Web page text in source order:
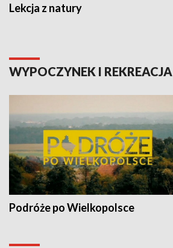
Lekcja z natury
WYPOCZYNEK I REKREACJA
Podróże po Wielkopolsce